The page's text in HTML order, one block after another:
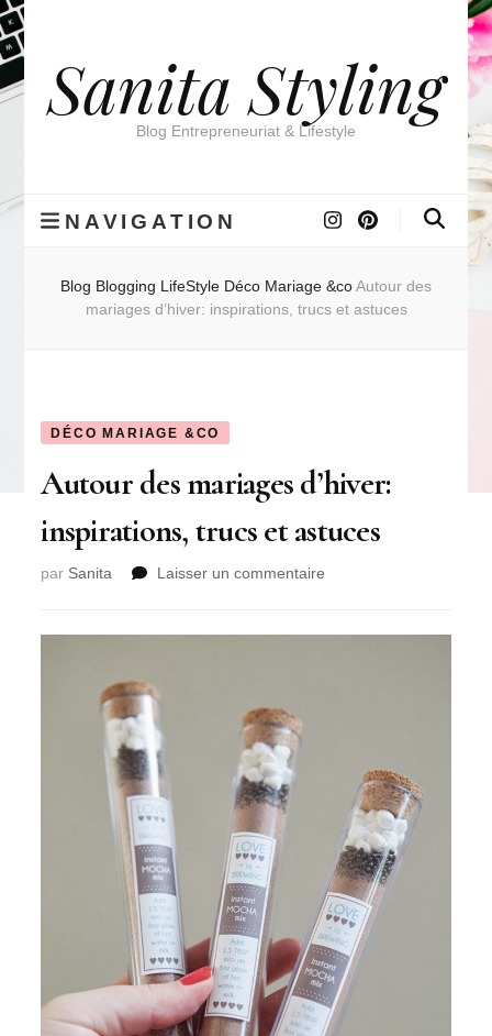
Sanita Styling
Blog Entrepreneuriat & Lifestyle
NAVIGATION
Blog Blogging LifeStyle Déco Mariage &coAutour des
mariages d’hiver: inspirations, trucs et astuces
DÉCO MARIAGE &CO
Autour des mariages d’hiver:
inspirations, trucs et astuces
par Sanita Laisser un commentaire